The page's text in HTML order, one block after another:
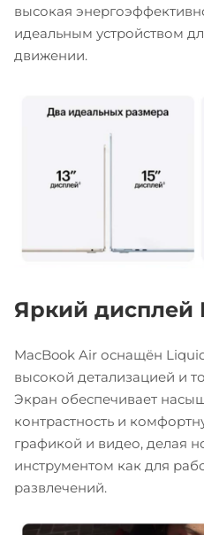
высокая
идеальным устройством
движении.
Яркий дисплей
MacBook Air оснащён
высокой детализацией и
Экран обеспечивает
контрастность и
графикой и видео, делая
инструментом как для
развлечений.